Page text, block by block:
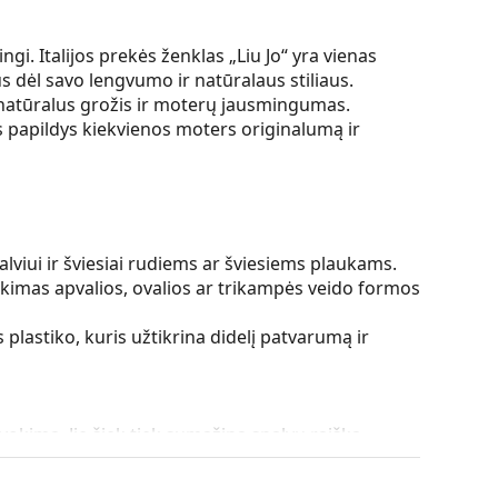
Italijos prekės ženklas „Liu Jo“ yra vienas
dėl savo lengvumo ir natūralaus stiliaus.
grožis ir moterų jausmingumas.
kiekvienos moters originalumą ir
ir šviesiai rudiems ar šviesiems plaukams.
apvalios, ovalios ar trikampės veido formos
plastiko, kuris užtikrina didelį patvarumą ir
Jie šiek tiek sumažina spalvų raišką.
tamsinti iš viršaus į apačią, o apatinė lęšio
tiesioginius saulės spindulius, o